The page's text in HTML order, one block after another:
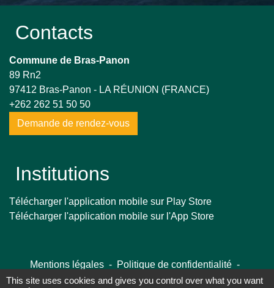
Contacts
Commune de Bras-Panon
89 Rn2
97412 Bras-Panon - LA RÉUNION (FRANCE)
+262 262 51 50 50
Demande de rendez-vous
Institutions
Télécharger l'application mobile sur Play Store
Télécharger l'application mobile sur l'App Store
Mentions légales - Politique de confidentialité -
Accessibilité - Plan du site - Gestion des cookies
This site uses cookies and gives you control over what you want